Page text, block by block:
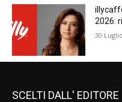
2026:
30
SCELTI DALL' EDITORE